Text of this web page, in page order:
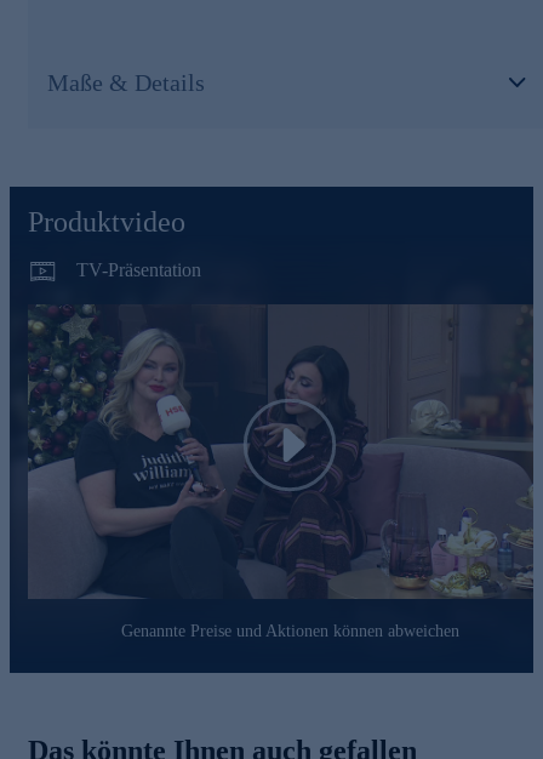
Hyaluronic Spheres= mikroskopisch kleine Kügelchen
aus Hyaluronsäure. Sie können das Erscheinungsbild feiner
Linien und Fältchen minimieren, die langfristige
Barrierefunktion der Haut aus.
Vitamin E
hilft, die Haut feucht und geschmeidig zu
halten. Es verfügt über eine antioxidative Wirkung,
regeneriert und beruhigt die Haut.
Für einen frischen und strahlenden Teint den ganzen Tag
jetzt online bestellen.
Maße & Details
Produktvideo
TV-Präsentation
Play
Genannte Preise und Aktionen können abweichen
Das könnte Ihnen auch gefallen